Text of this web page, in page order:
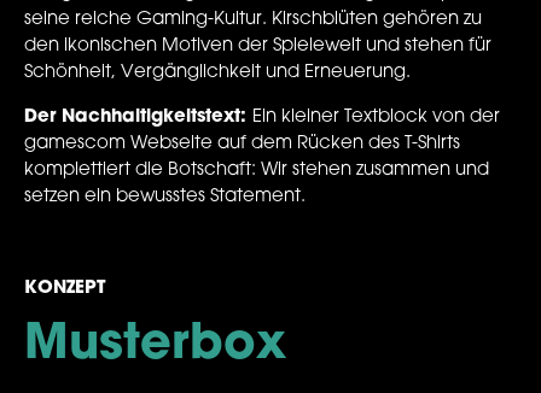
seine reiche Gaming-Kultur. Kirschblüten gehören zu
den ikonischen Motiven der Spielewelt und stehen für
Schönheit, Vergänglichkeit und Erneuerung.
Der Nachhaltigkeitstext: Ein kleiner Textblock von der
gamescom Webseite auf dem Rücken des T-Shirts
komplettiert die Botschaft: Wir stehen zusammen und
setzen ein bewusstes Statement.
KONZEPT
Musterbox